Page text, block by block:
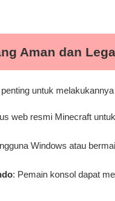
Aman dan
untuk
web resmi Minecraft
Windows atau
: Pemain konsol dapat